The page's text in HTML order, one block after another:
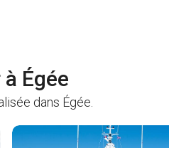
Égée
dans Égée.